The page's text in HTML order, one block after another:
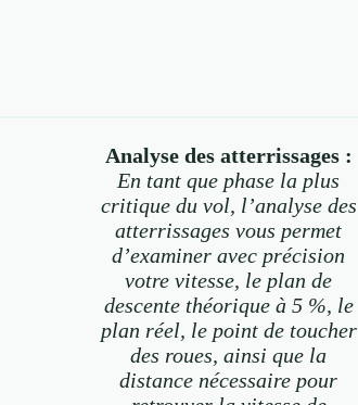
Analyse des atterrissages :
En tant que phase la plus
critique du vol, l’analyse des
atterrissages vous permet
d’examiner avec précision
votre vitesse, le plan de
descente théorique à 5 %, le
plan réel, le point de toucher
des roues, ainsi que la
distance nécessaire pour